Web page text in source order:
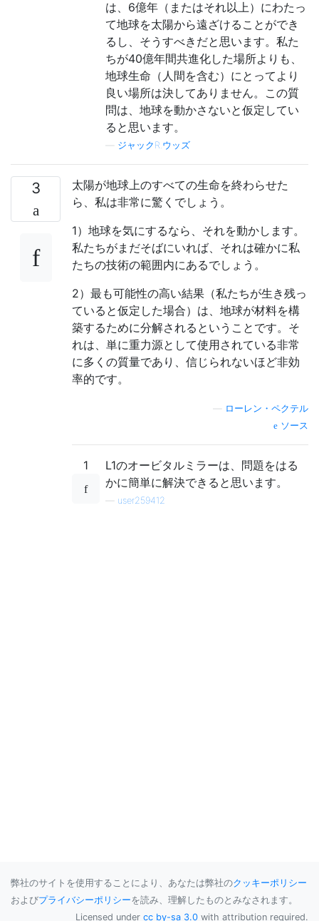
は、6億年（またはそれ以上）にわたっ
て地球を太陽から遠ざけることができ
るし、そうすべきだと思います。私た
ちが40億年間共進化した場所よりも、
地球生命（人間を含む）にとってより
良い場所は決してありません。この質
問は、地球を動かさないと仮定してい
ると思います。
ジャックR.ウッズ
3
太陽が地球上のすべての生命を終わらせた
ら、私は非常に驚くでしょう。
1）地球を気にするなら、それを動かします。
私たちがまだそばにいれば、それは確かに私
たちの技術の範囲内にあるでしょう。
2）最も可能性の高い結果（私たちが生き残っ
ていると仮定した場合）は、地球が材料を構
築するために分解されるということです。そ
れは、単に重力源として使用されている非常
に多くの質量であり、信じられないほど非効
率的です。
ローレン・ペクテル
ソース
1
L1のオービタルミラーは、問題をはる
かに簡単に解決できると思います。
user259412
弊社のサイトを使用することにより、あなたは弊社のクッキーポリシー
およびプライバシーポリシーを読み、理解したものとみなされます。
Licensed under cc by-sa 3.0 with attribution required.